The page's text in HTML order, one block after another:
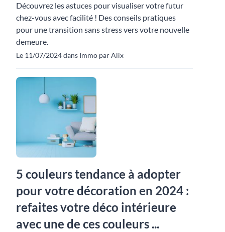
Découvrez les astuces pour visualiser votre futur
chez-vous avec facilité ! Des conseils pratiques
pour une transition sans stress vers votre nouvelle
demeure.
Le 11/07/2024 dans Immo par Alix
5 couleurs tendance à adopter
pour votre décoration en 2024 :
refaites votre déco intérieure
avec une de ces couleurs ...